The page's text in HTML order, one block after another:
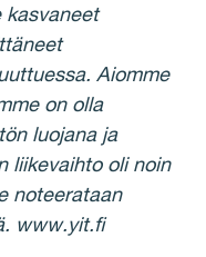
kasvaneet
Aiomme
on olla
luojana ja
liikevaihto oli noin
noteerataan
www.yit.fi